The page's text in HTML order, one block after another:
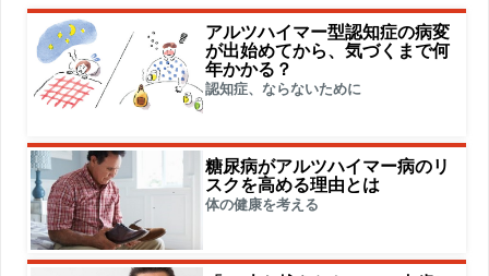
アルツハイマー型認知症の病変
が出始めてから、気づくまで何
年かかる？
認知症、ならないために
糖尿病がアルツハイマー病のリ
スクを高める理由とは
体の健康を考える